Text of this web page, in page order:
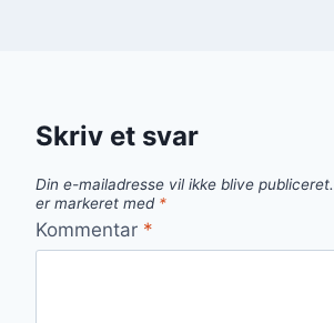
Skriv et svar
Din e-mailadresse vil ikke blive publiceret.
er markeret med *
Kommentar *